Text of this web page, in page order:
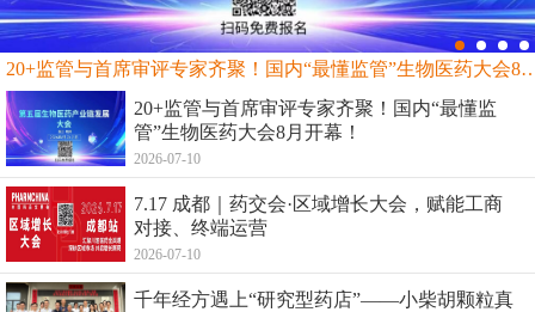
20+监管与首席审评专家齐聚！国内“最
20+监管与首席审评专家齐聚！国内“最懂监
管”生物医药大会8月开幕！
2026-07-10
7.17 成都｜药交会·区域增长大会，赋能工商
对接、终端运营
2026-07-10
千年经方遇上“研究型药店”——小柴胡颗粒真